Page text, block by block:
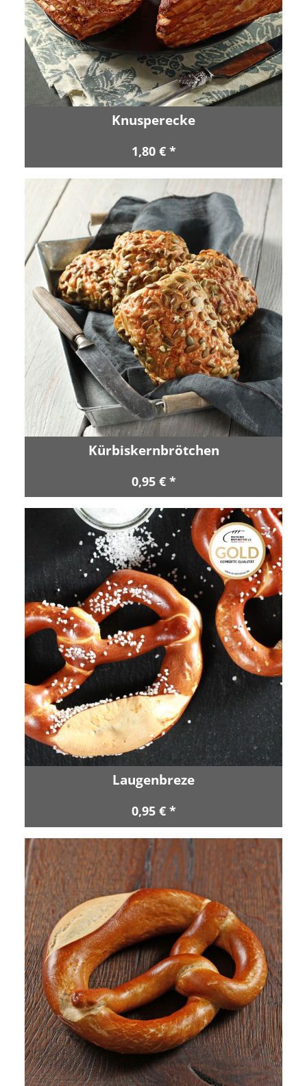
Knusperecke
1,80 € *
Kürbiskernbrötchen
0,95 € *
Laugenbreze
0,95 € *